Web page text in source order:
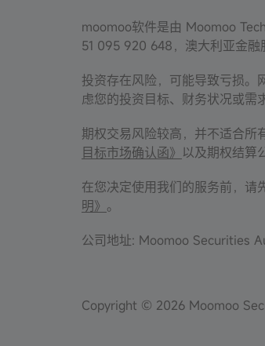
moomoo软件是由 Moomoo
51 095 920 648，澳大利亚金融
投资存在风险，可能导致亏损。
虑您的投资目标、财务状况或需
期权交易风险较高，并不适合
目标市场确认函》 以及期权结算
在您决定使用我们的服务前，请
明》 。
公司地址: Moomoo Securities
Copyright © 2026 Moomoo